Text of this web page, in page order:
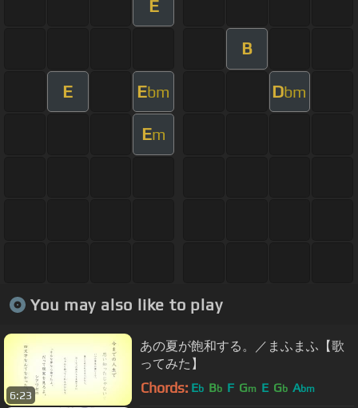
E
B
E Ebm Dbm
Em
You may also like to play
6:23
あの夏が飽和する。／まふまふ【歌
ってみた】
Chords: Eb Bb F Gm E Gb Abm